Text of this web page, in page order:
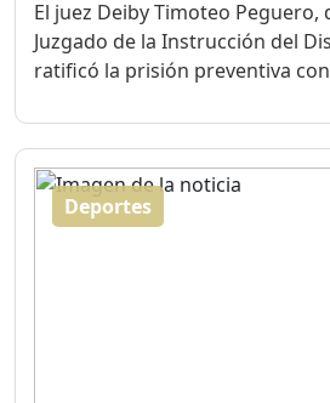
El juez Deiby Timoteo Peguero,
Juzgado de la Instrucción del
ratificó la prisión preventiva
Deportes